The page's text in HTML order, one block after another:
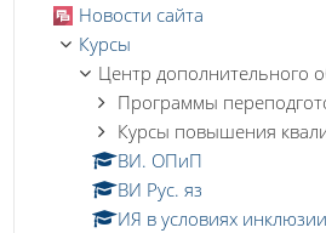
Новости сайта
Курсы
Центр дополнительного
Программы
Курсы повышения
ВИ. ОПиП
ВИ Рус. яз
ИЯ в условиях инклюзии